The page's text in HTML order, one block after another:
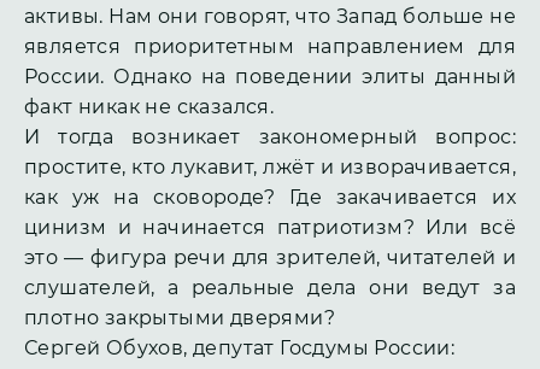
активы. Нам они говорят, что Запад больше не
является приоритетным направлением для
России. Однако на поведении элиты данный
факт никак не сказался.
И тогда возникает закономерный вопрос:
простите, кто лукавит, лжёт и изворачивается,
как уж на сковороде? Где закачивается их
цинизм и начинается патриотизм? Или всё
это — фигура речи для зрителей, читателей и
слушателей, а реальные дела они ведут за
плотно закрытыми дверями?
Сергей Обухов, депутат Госдумы России: